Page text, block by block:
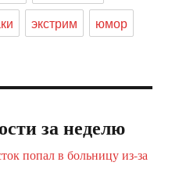
экстрим юмор
за неделю
попал в больницу из-за